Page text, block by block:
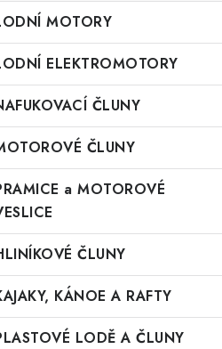
MOTORY
ELEKTROMOTORY
ČLUNY
ČLUNY
a MOTOROVÉ
ČLUNY
KÁNOE A RAFTY
LODĚ A ČLUNY